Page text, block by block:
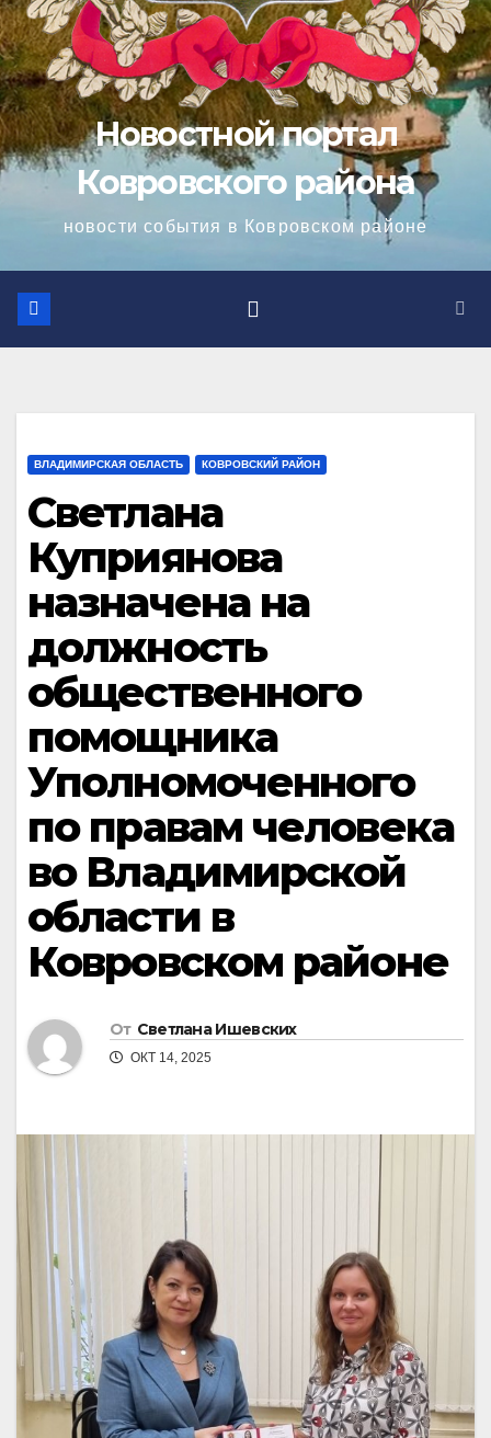
Новостной портал
Ковровского района
новости события в Ковровском районе
ВЛАДИМИРСКАЯ ОБЛАСТЬ КОВРОВСКИЙ РАЙОН
Светлана
Куприянова
назначена на
должность
общественного
помощника
Уполномоченного
по правам человека
во Владимирской
области в
Ковровском районе
От Светлана Ишевских
ОКТ 14, 2025